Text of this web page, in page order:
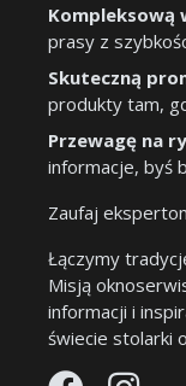
Kompleksową
prasy z
Skuteczną
produkty tam,
Przewagę na
informacje, byś
Zaufaj
Łączymy
Misją
informacji i
świecie stolarki